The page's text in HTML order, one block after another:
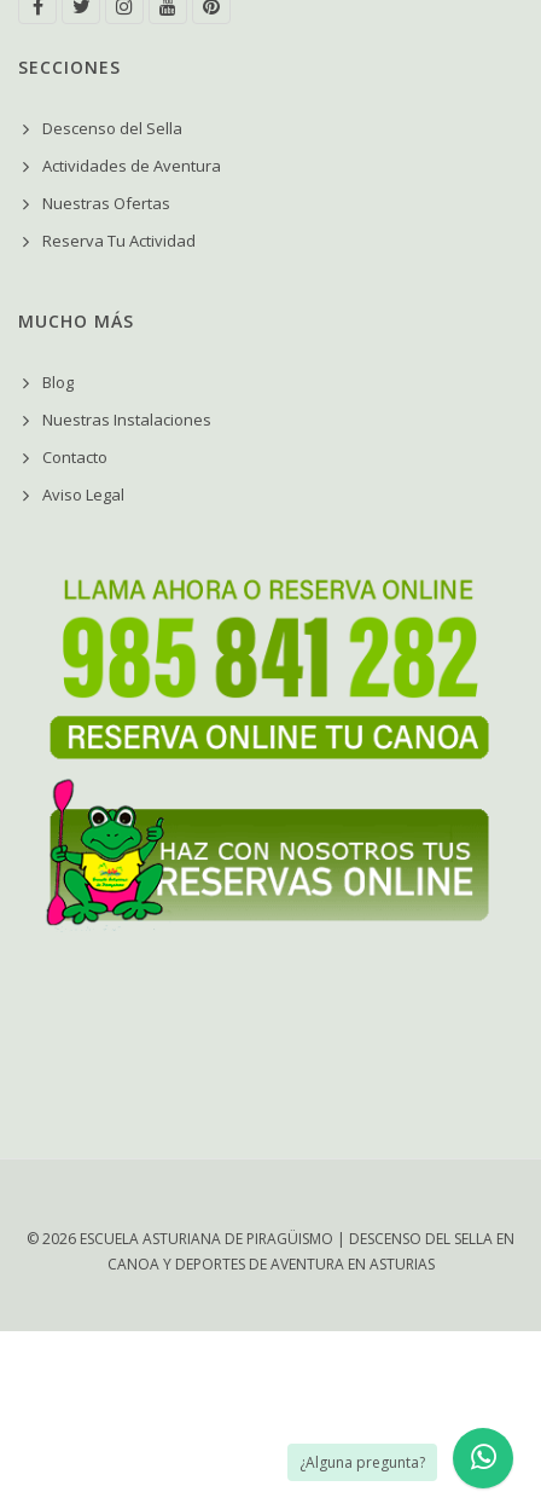
SECCIONES
Descenso del Sella
Actividades de Aventura
Nuestras Ofertas
Reserva Tu Actividad
MUCHO MÁS
Blog
Nuestras Instalaciones
Contacto
Aviso Legal
© 2026 ESCUELA ASTURIANA DE PIRAGÜISMO | DESCENSO DEL SELLA EN
CANOA Y DEPORTES DE AVENTURA EN ASTURIAS
¿Alguna pregunta?